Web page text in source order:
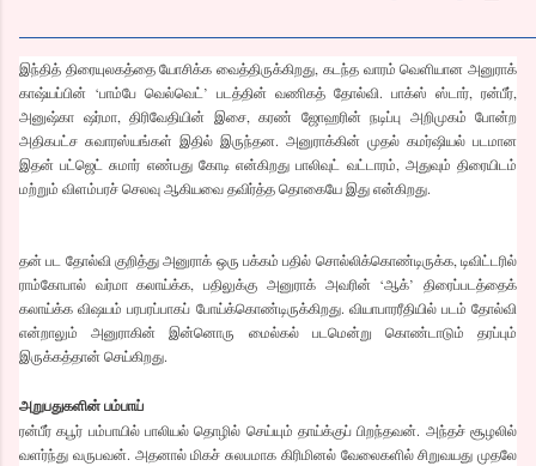
இந்தித் திரையுலகத்தை யோசிக்க வைத்திருக்கிறது, கடந்த வாரம் வெளியான அனுராக்
காஷ்யப்பின் ‘பாம்பே வெல்வெட்’ படத்தின் வணிகத் தோல்வி. பாக்ஸ் ஸ்டார், ரன்பீர்,
அனுஷ்கா ஷர்மா, திரிவேதியின் இசை, கரண் ஜோஹரின் நடிப்பு அறிமுகம் போன்ற
அதிகபட்ச சுவாரஸ்யங்கள் இதில் இருந்தன. அனுராக்கின் முதல் கமர்ஷியல் படமான
இதன் பட்ஜெட் சுமார் எண்பது கோடி என்கிறது பாலிவுட் வட்டாரம், அதுவும் திரையிடம்
மற்றும் விளம்பரச் செலவு ஆகியவை தவிர்த்த தொகையே இது என்கிறது.
தன் பட தோல்வி குறித்து அனுராக் ஒரு பக்கம் பதில் சொல்லிக்கொண்டிருக்க, டிவிட்டரில்
ராம்கோபால் வர்மா கலாய்க்க, பதிலுக்கு அனுராக் அவரின் ‘ஆக்’ திரைப்படத்தைக்
கலாய்க்க விஷயம் பரபரப்பாகப் போய்க்கொண்டிருக்கிறது. வியாபாரரீதியில் படம் தோல்வி
என்றாலும் அனுராகின் இன்னொரு மைல்கல் படமென்று கொண்டாடும் தரப்பும்
இருக்கத்தான் செய்கிறது.
அறுபதுகளின் பம்பாய்
ரன்பீர் கபூர் பம்பாயில் பாலியல் தொழில் செய்யும் தாய்க்குப் பிறந்தவன். அந்தச் சூழலில்
வளர்ந்து வருபவன். அதனால் மிகச் சுலபமாக கிரிமினல் வேலைகளில் சிறுவயது முதலே